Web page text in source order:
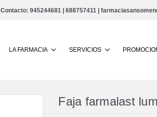
Contacto: 945244681 | 688757411 |
LA FARMACIA SERVICIOS
Faja farmalast